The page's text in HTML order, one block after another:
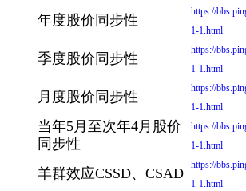
年度股价同步性
https://
1-1.html
季度股价同步性
https://
1-1.html
月度股价同步性
https://
1-1.html
当年5月至次年4月股价
同步性
https://
1-1.html
羊群效应CSSD、CSAD
https://
1-1.html